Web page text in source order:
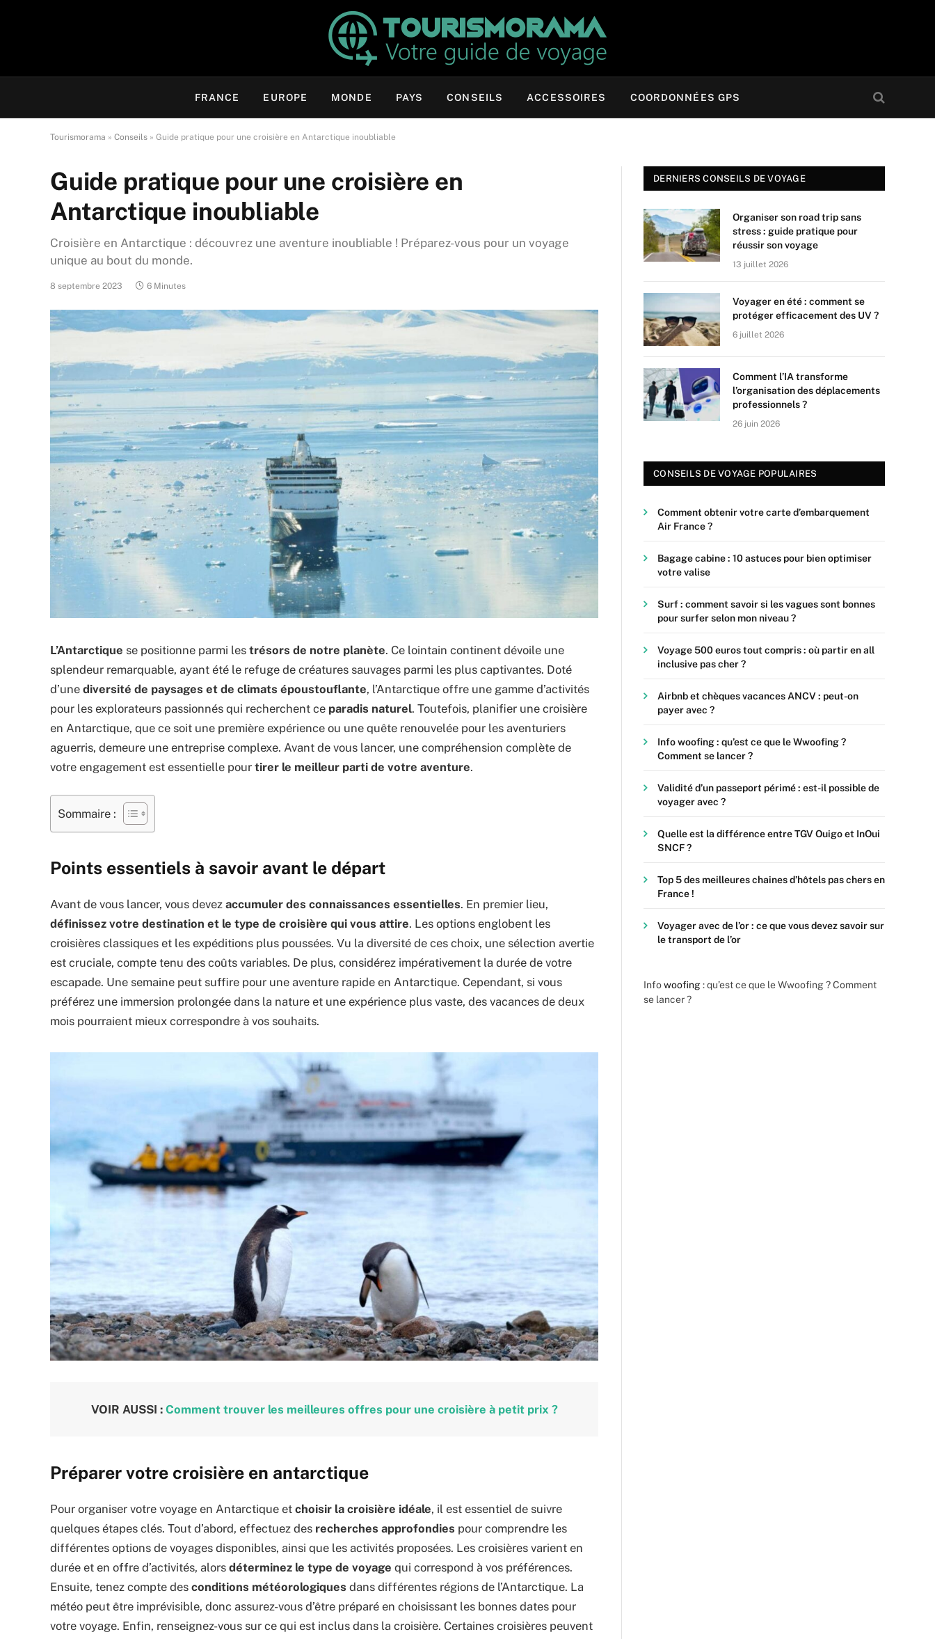
FRANCE EUROPE MONDE PAYS CONSEILS ACCESSOIRES COORDONNÉES GPS
Tourismorama » Conseils » Guide pratique pour une croisière en Antarctique inoubliable
Guide pratique pour une croisière en
Antarctique inoubliable
Croisière en Antarctique : découvrez une aventure inoubliable ! Préparez-vous pour un voyage
unique au bout du monde.
8 septembre 2023 6 Minutes
L’Antarctique se positionne parmi les trésors de notre planète. Ce lointain continent dévoile une
splendeur remarquable, ayant été le refuge de créatures sauvages parmi les plus captivantes. Doté
d’une diversité de paysages et de climats époustouflante, l’Antarctique offre une gamme d’activités
pour les explorateurs passionnés qui recherchent ce paradis naturel. Toutefois, planifier une croisière
en Antarctique, que ce soit une première expérience ou une quête renouvelée pour les aventuriers
aguerris, demeure une entreprise complexe. Avant de vous lancer, une compréhension complète de
votre engagement est essentielle pour tirer le meilleur parti de votre aventure.
Sommaire :
Points essentiels à savoir avant le départ
Avant de vous lancer, vous devez accumuler des connaissances essentielles. En premier lieu,
définissez votre destination et le type de croisière qui vous attire. Les options englobent les
croisières classiques et les expéditions plus poussées. Vu la diversité de ces choix, une sélection avertie
est cruciale, compte tenu des coûts variables. De plus, considérez impérativement la durée de votre
escapade. Une semaine peut suffire pour une aventure rapide en Antarctique. Cependant, si vous
préférez une immersion prolongée dans la nature et une expérience plus vaste, des vacances de deux
mois pourraient mieux correspondre à vos souhaits.
VOIR AUSSI : Comment trouver les meilleures offres pour une croisière à petit prix ?
Préparer votre croisière en antarctique
Pour organiser votre voyage en Antarctique et choisir la croisière idéale, il est essentiel de suivre
quelques étapes clés. Tout d’abord, effectuez des recherches approfondies pour comprendre les
différentes options de voyages disponibles, ainsi que les activités proposées. Les croisières varient en
durée et en offre d’activités, alors déterminez le type de voyage qui correspond à vos préférences.
Ensuite, tenez compte des conditions météorologiques dans différentes régions de l’Antarctique. La
météo peut être imprévisible, donc assurez-vous d’être préparé en choisissant les bonnes dates pour
votre voyage. Enfin, renseignez-vous sur ce qui est inclus dans la croisière. Certaines croisières peuvent
DERNIERS CONSEILS DE VOYAGE
Organiser son road trip sans
stress : guide pratique pour
réussir son voyage
13 juillet 2026
Voyager en été : comment se
protéger efficacement des UV ?
6 juillet 2026
Comment l’IA transforme
l’organisation des déplacements
professionnels ?
26 juin 2026
CONSEILS DE VOYAGE POPULAIRES
Comment obtenir votre carte d’embarquement
Air France ?
Bagage cabine : 10 astuces pour bien optimiser
votre valise
Surf : comment savoir si les vagues sont bonnes
pour surfer selon mon niveau ?
Voyage 500 euros tout compris : où partir en all
inclusive pas cher ?
Airbnb et chèques vacances ANCV : peut-on
payer avec ?
Info woofing : qu’est ce que le Wwoofing ?
Comment se lancer ?
Validité d’un passeport périmé : est-il possible de
voyager avec ?
Quelle est la différence entre TGV Ouigo et InOui
SNCF ?
Top 5 des meilleures chaines d’hôtels pas chers en
France !
Voyager avec de l’or : ce que vous devez savoir sur
le transport de l’or
Infowoofing: qu’est ce que le Wwoofing ? Comment
se lancer ?